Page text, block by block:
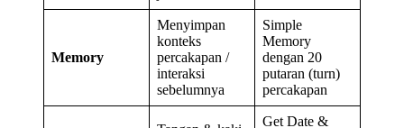
Memory
Menyimpan
konteks
percakapan /
interaksi
sebelumnya
Simple
Memory
dengan 20
putaran (turn)
percakapan
Get Date &